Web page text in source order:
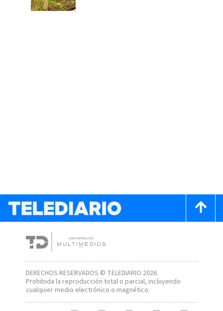
DERECHOS RESERVADOS © TELEDIARIO 2026
Prohibida la reproducción total o parcial, incluyendo
cualquier medio electrónico o magnético.